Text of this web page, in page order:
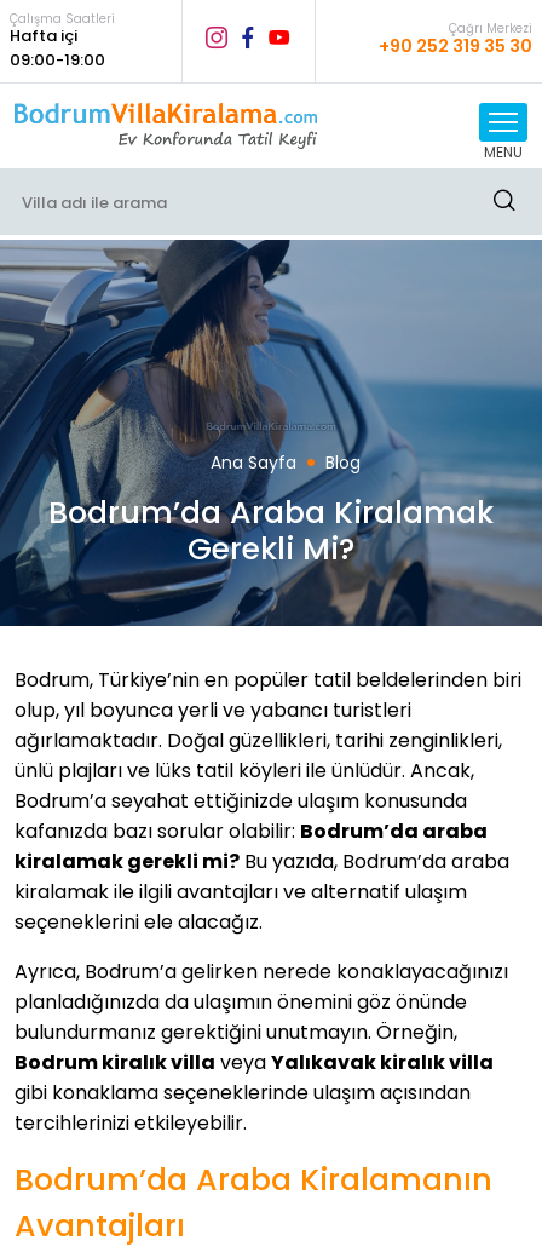
Çalışma Saatleri
Hafta içi
09:00-19:00
Çağrı Merkezi
+90 252 319 35 30
MENU
Ana Sayfa Blog
Bodrum’da Araba Kiralamak
Gerekli Mi?
Bodrum, Türkiye’nin en popüler tatil beldelerinden biri
olup, yıl boyunca yerli ve yabancı turistleri
ağırlamaktadır. Doğal güzellikleri, tarihi zenginlikleri,
ünlü plajları ve lüks tatil köyleri ile ünlüdür. Ancak,
Bodrum’a seyahat ettiğinizde ulaşım konusunda
kafanızda bazı sorular olabilir: Bodrum’da araba
kiralamak gerekli mi? Bu yazıda, Bodrum’da araba
kiralamak ile ilgili avantajları ve alternatif ulaşım
seçeneklerini ele alacağız.
Ayrıca, Bodrum’a gelirken nerede konaklayacağınızı
planladığınızda da ulaşımın önemini göz önünde
bulundurmanız gerektiğini unutmayın. Örneğin,
Bodrum kiralık villa veyaYalıkavak kiralık villa
gibi konaklama seçeneklerinde ulaşım açısından
tercihlerinizi etkileyebilir.
Bodrum’da Araba Kiralamanın
Avantajları